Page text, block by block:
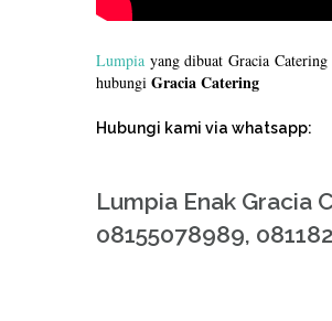
Lumpia yang dibuat Gracia
hubungi Gracia Catering
Hubungi kami via whatsapp:
Lumpia Enak Gracia
08155078989,